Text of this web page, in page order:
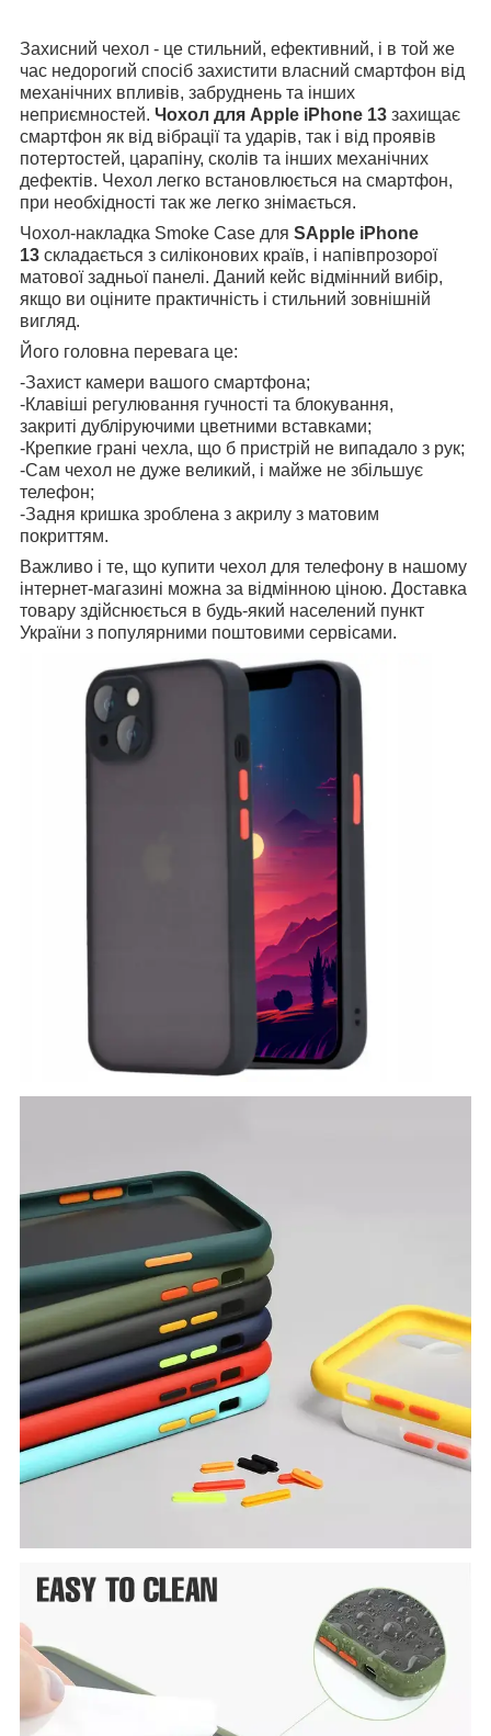
Захисний чехол - це стильний, ефективний, і в той же
час недорогий спосіб захистити власний смартфон від
механічних впливів, забруднень та інших
неприємностей. Чохол для Apple iPhone 13 захищає
смартфон як від вібрації та ударів, так і від проявів
потертостей, царапіну, сколів та інших механічних
дефектів. Чехол легко встановлюється на смартфон,
при необхідності так же легко знімається.
Чохол-накладка Smoke Case для SApple iPhone
13 складається з силіконових країв, і напівпрозорої
матової задньої панелі. Даний кейс відмінний вибір,
якщо ви оціните практичність і стильний зовнішній
вигляд.
Його головна перевага це:
-Захист камери вашого смартфона;
-Клавіші регулювання гучності та блокування,
закриті дубліруючими цветними вставками;
-Крепкие грані чехла, що б пристрій не випадало з рук;
-Сам чехол не дуже великий, і майже не збільшує
телефон;
-Задня кришка зроблена з акрилу з матовим
покриттям.
Важливо і те, що купити чехол для телефону в нашому
інтернет-магазині можна за відмінною ціною. Доставка
товару здійснюється в будь-який населений пункт
України з популярними поштовими сервісами.